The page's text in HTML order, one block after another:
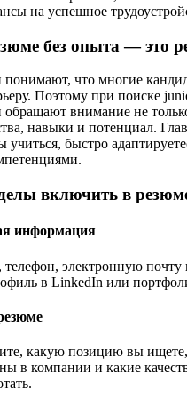
на успешное
без опыта — это
понимают, что многие
Поэтому при поиске
обращают внимание не
навыки и потенциал.
учиться, быстро
включить в
информация
электронную почту
в LinkedIn или
какую позицию вы
в компании и какие